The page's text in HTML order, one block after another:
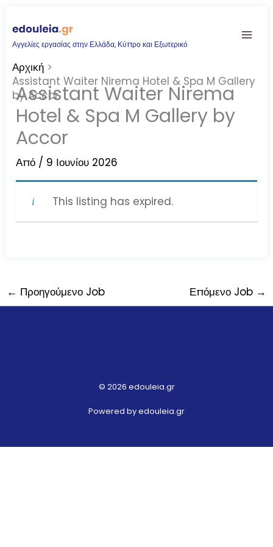
στο
περιεχόμενο
Αγγελίες εργασίας στην Ελλάδα, Κύπρο και Εξωτερικό
Αρχική
Assistant Waiter Nirema Hotel & Spa M Gallery
by Accor
Assistant Waiter Nirema
Hotel & Spa M Gallery by
Accor
Από / 9 Ιουνίου 2026
This listing has expired.
← Προηγούμενο Job Επόμενο Job →
© 2026 edouleia.gr
Powered by edouleia.gr